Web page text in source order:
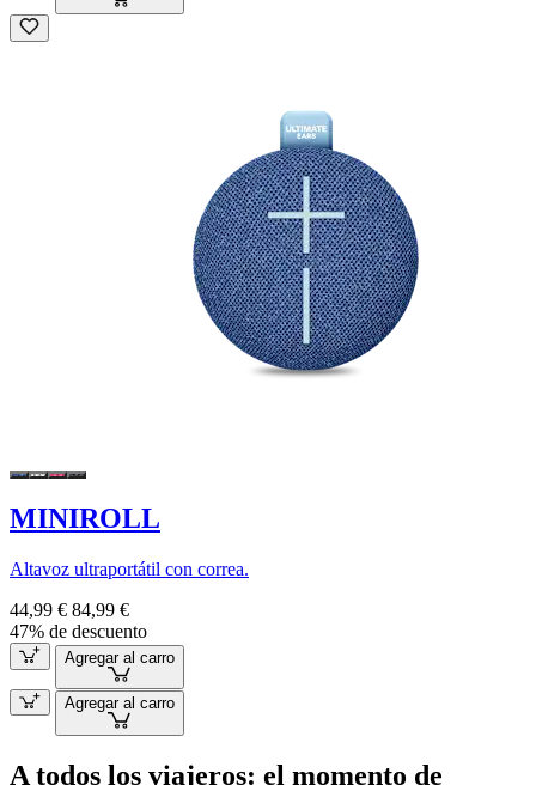
MINIROLL
Altavoz ultraportátil con correa.
44,99 € 84,99 €
47% de descuento
Agregar al carro
Agregar al carro
A todos los viajeros: el momento de